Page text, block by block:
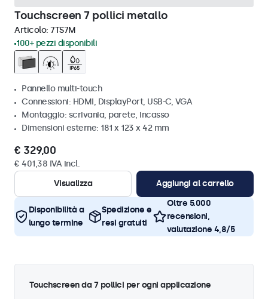
Touchscreen 7 pollici metallo
Articolo: 7TS7M
100+ pezzi disponibili
Pannello multi-touch
Connessioni: HDMI, DisplayPort, USB-C, VGA
Montaggio: scrivania, parete, incasso
Dimensioni esterne: 181 x 123 x 42 mm
€ 329,00
€ 401,38 IVA incl.
Visualizza
Aggiungi al carrello
Disponibilità a
lungo termine
Spedizione e
resi gratuiti
Oltre 5.000
recensioni,
valutazione 4,8/5
Touchscreen da 7 pollici per ogni applicazione